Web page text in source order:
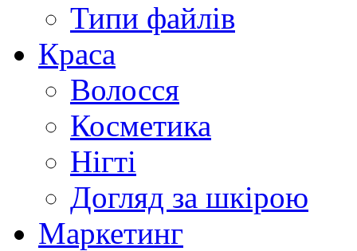
Типи файлів
Краса
Волосся
Косметика
Нігті
Догляд за шкірою
Маркетинг